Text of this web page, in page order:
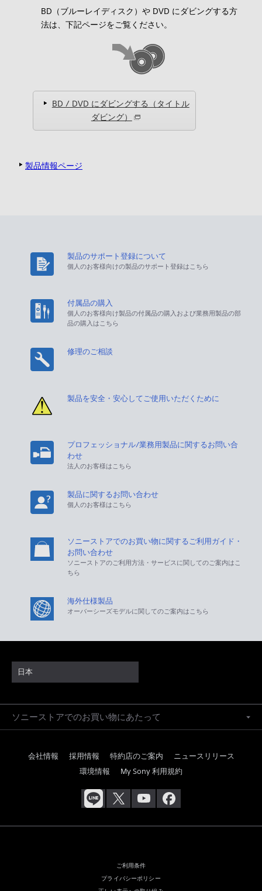
BD（ブルーレイディスク）や DVD にダビングする方
法は、下記ページをご覧ください。
BD / DVD にダビングする（タイトル
ダビング）
製品情報ページ
製品のサポート登録について
個人のお客様向けの製品のサポート登録はこちら
付属品の購入
個人のお客様向け製品の付属品の購入および業務用製品の部
品の購入はこちら
修理のご相談
製品を安全・安心してご使用いただくために
プロフェッショナル/業務用製品に関するお問い合
わせ
法人のお客様はこちら
製品に関するお問い合わせ
個人のお客様はこちら
ソニーストアでのお買い物に関するご利用ガイド・
お問い合わせ
ソニーストアのご利用方法・サービスに関してのご案内はこ
ちら
海外仕様製品
オーバーシーズモデルに関してのご案内はこちら
日本
ソニーストアでのお買い物にあたって
会社情報 採用情報 特約店のご案内
ニュースリリース
環境情報
My Sony 利用規約
ご利用条件
プライバシーポリシー